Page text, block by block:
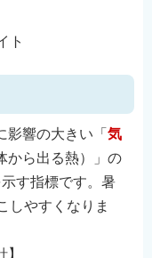
ト
響の大きい「 気
から出る熱）」の
す指標です。暑
しやすくなりま